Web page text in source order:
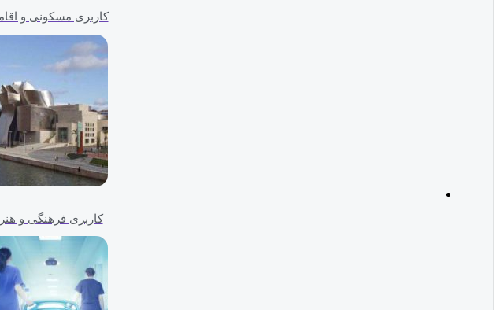
کاربری مسکونی و
کاربری فرهنگی و